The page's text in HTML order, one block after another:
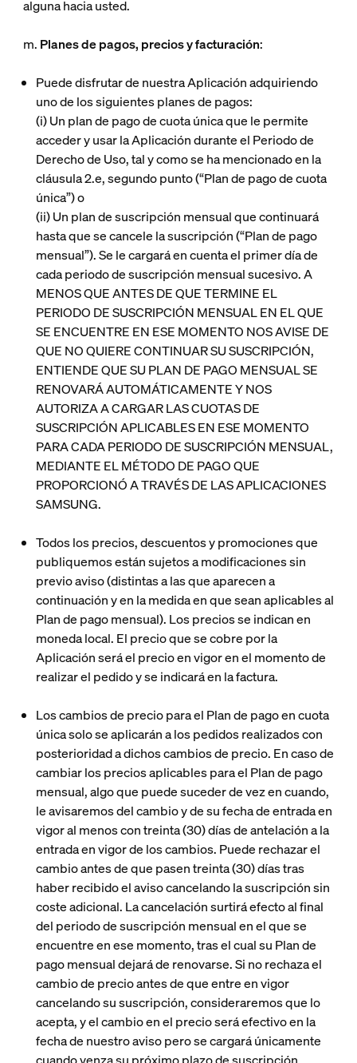
alguna hacia usted.
m. Planes de pagos, precios y facturación:
Puede disfrutar de nuestra Aplicación adquiriendo
uno de los siguientes planes de pagos:
(i)Un plan de pago de cuota única que le permite
acceder y usar la Aplicación durante el Periodo de
Derecho de Uso, tal y como se ha mencionado en la
cláusula 2.e, segundo punto (“Plan de pago de cuota
única”) o
(ii)Un plan de suscripción mensual que continuará
hasta que se cancele la suscripción (“Plan de pago
mensual”). Se le cargará en cuenta el primer día de
cada periodo de suscripción mensual sucesivo. A
MENOS QUE ANTES DE QUE TERMINE EL
PERIODO DE SUSCRIPCIÓN MENSUAL EN EL QUE
SE ENCUENTRE EN ESE MOMENTO NOS AVISE DE
QUE NO QUIERE CONTINUAR SU SUSCRIPCIÓN,
ENTIENDE QUE SU PLAN DE PAGO MENSUAL SE
RENOVARÁ AUTOMÁTICAMENTE Y NOS
AUTORIZA A CARGAR LAS CUOTAS DE
SUSCRIPCIÓN APLICABLES EN ESE MOMENTO
PARA CADA PERIODO DE SUSCRIPCIÓN MENSUAL,
MEDIANTE EL MÉTODO DE PAGO QUE
PROPORCIONÓ A TRAVÉS DE LAS APLICACIONES
SAMSUNG.
Todos los precios, descuentos y promociones que
publiquemos están sujetos a modificaciones sin
previo aviso (distintas a las que aparecen a
continuación y en la medida en que sean aplicables al
Plan de pago mensual). Los precios se indican en
moneda local. El precio que se cobre por la
Aplicación será el precio en vigor en el momento de
realizar el pedido y se indicará en la factura.
Los cambios de precio para el Plan de pago en cuota
única solo se aplicarán a los pedidos realizados con
posterioridad a dichos cambios de precio. En caso de
cambiar los precios aplicables para el Plan de pago
mensual, algo que puede suceder de vez en cuando,
le avisaremos del cambio y de su fecha de entrada en
vigor al menos con treinta (30) días de antelación a la
entrada en vigor de los cambios. Puede rechazar el
cambio antes de que pasen treinta (30) días tras
haber recibido el aviso cancelando la suscripción sin
coste adicional. La cancelación surtirá efecto al final
del periodo de suscripción mensual en el que se
encuentre en ese momento, tras el cual su Plan de
pago mensual dejará de renovarse. Si no rechaza el
cambio de precio antes de que entre en vigor
cancelando su suscripción, consideraremos que lo
acepta, y el cambio en el precio será efectivo en la
fecha de nuestro aviso pero se cargará únicamente